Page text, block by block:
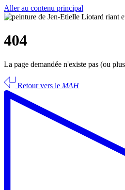
Aller au contenu principal
404
La page demandée n'existe pas (ou
Retour vers le MAH